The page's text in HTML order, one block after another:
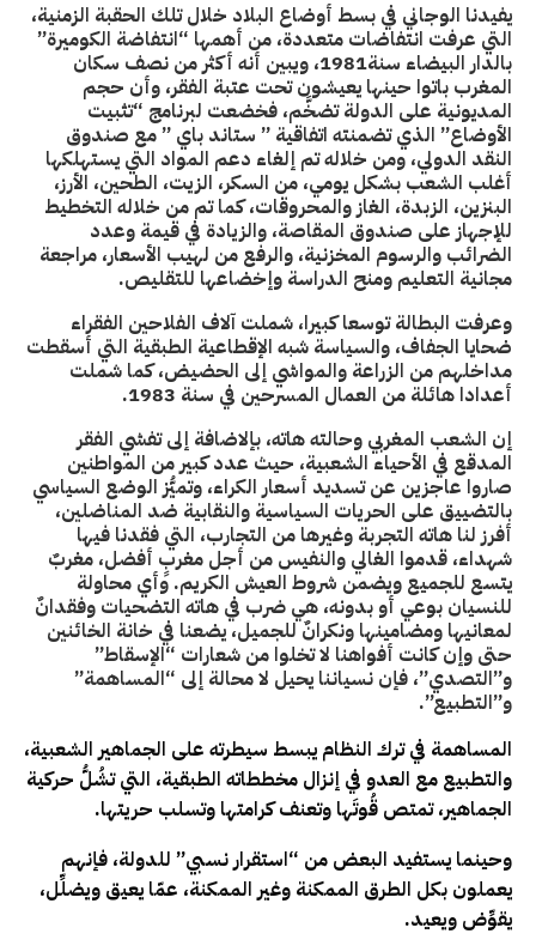
يفيدنا الوجاني في بسط أوضاع البلاد خلال تلك الحقبة الزمنية،
التي عرفت انتفاضات متعددة، من أهمها “انتفاضة الكوميرة”
بالدار البيضاء سنة1981، ويبين أنه أكثر من نصف سكان
المغرب باتوا حينها يعيشون تحت عتبة الفقر، وأن حجم
المديونية على الدولة تضخَّم، فخضعت لبرنامج “تثبيت
الأوضاع” الذي تضمنته اتفاقية ” ستاند باي ” مع صندوق
النقد الدولي، ومن خلاله تم إلغاء دعم المواد التي يستهلكها
أغلب الشعب بشكل يومي، من السكر، الزيت، الطحين، الأرز،
البنزين، الزبدة، الغاز والمحروقات، كما تم من خلاله التخطيط
للإجهاز على صندوق المقاصة، والزيادة في قيمة وعدد
الضرائب والرسوم المخزنية، والرفع من لهيب الأسعار، مراجعة
مجانية التعليم ومنح الدراسة وإخضاعها للتقليص.
وعرفت البطالة توسعا كبيرا، شملت آلاف الفلاحين الفقراء
ضحايا الجفاف، والسياسة شبه الإقطاعية الطبقية التي أسقطت
مداخلهم من الزراعة والمواشي إلى الحضيض، كما شملت
أعدادا هائلة من العمال المسرحين في سنة 1983.
إن الشعب المغربي وحالته هاته، بإلاضافة إلى تفشي الفقر
المدقع في الأحياء الشعبية، حيث عدد كبير من المواطنين
صاروا عاجزين عن تسديد أسعار الكراء، وتميُّز الوضع السياسي
بالتضييق على الحريات السياسية والنقابية ضد المناضلين،
أفرز لنا هاته التجربة وغيرها من التجارب، التي فقدنا فيها
شهداء، قدموا الغالي والنفيس من أجل مغربٍ أفضل، مغربٌ
يتسع للجميع ويضمن شروط العيش الكريم. وأي محاولة
للنسيان بوعي أو بدونه، هي ضرب في هاته التضحيات وفقدانٌ
لمعانيها ومضامينها ونكرانٌ للجميل، يضعنا في خانة الخائنين
حتى وإن كانت أفواهنا لا تخلوا من شعارات “الإسقاط”
و”التصدي”، فإن نسياننا يحيل لا محالة إلى “المساهمة”
و”التطبيع”.
المساهمة في ترك النظام يبسط سيطرته على الجماهير الشعبية،
والتطبيع مع العدو في إنزال مخططاته الطبقية، التي تشُلُّ حركية
الجماهير، تمتص قُوتَها وتعنف كرامتها وتسلب حريتها.
وحينما يستفيد البعض من “استقرار نسبي” للدولة، فإنهم
يعملون بكل الطرق الممكنة وغير الممكنة، عمّا يعيق ويضلِّل،
يقوِّض ويعيد.